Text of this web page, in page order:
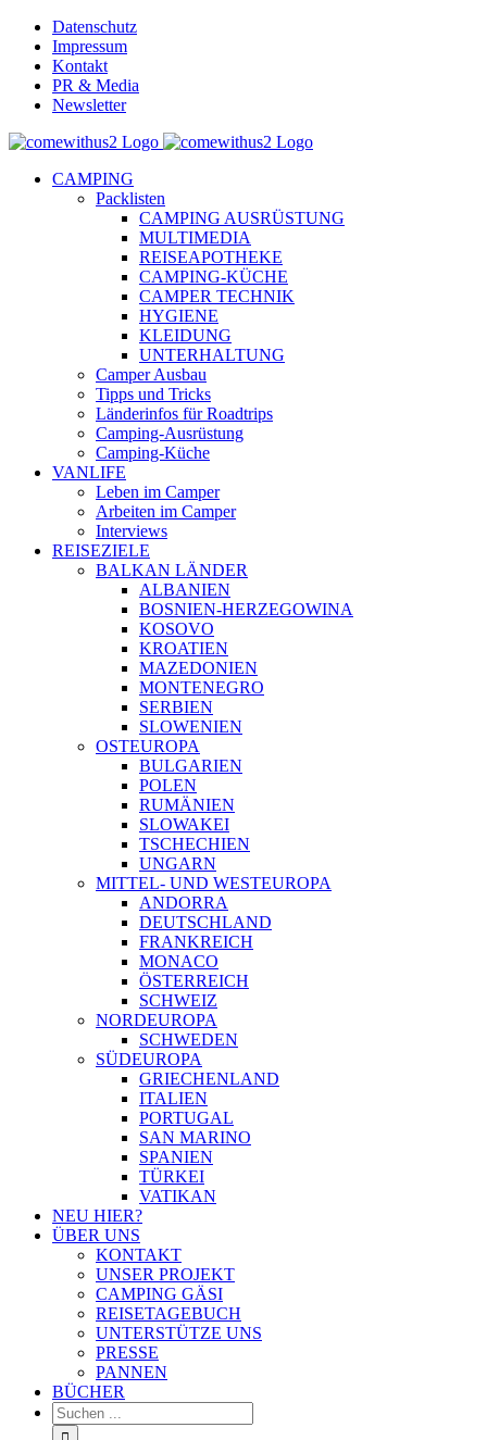
Skip
content
Datenschutz
Impressum
Kontakt
PR & Media
Newsletter
YouTube
Facebook
Twitter
Instagram
Pinterest
Email
CAMPING
Packlisten
CAMPING AUSRÜSTUNG
MULTIMEDIA
REISEAPOTHEKE
CAMPING-KÜCHE
CAMPER TECHNIK
HYGIENE
KLEIDUNG
UNTERHALTUNG
Camper Ausbau
Tipps und Tricks
Länderinfos für Roadtrips
Camping-Ausrüstung
Camping-Küche
VANLIFE
Leben im Camper
Arbeiten im Camper
Interviews
REISEZIELE
BALKAN LÄNDER
ALBANIEN
BOSNIEN-HERZEGOWINA
KOSOVO
KROATIEN
MAZEDONIEN
MONTENEGRO
SERBIEN
SLOWENIEN
OSTEUROPA
BULGARIEN
POLEN
RUMÄNIEN
SLOWAKEI
TSCHECHIEN
UNGARN
MITTEL- UND WESTEUROPA
ANDORRA
DEUTSCHLAND
FRANKREICH
MONACO
ÖSTERREICH
SCHWEIZ
NORDEUROPA
SCHWEDEN
SÜDEUROPA
GRIECHENLAND
ITALIEN
PORTUGAL
SAN MARINO
SPANIEN
TÜRKEI
VATIKAN
NEU HIER?
ÜBER UNS
KONTAKT
UNSER PROJEKT
CAMPING GÄSI
REISETAGEBUCH
UNTERSTÜTZE UNS
PRESSE
PANNEN
BÜCHER
Suche
nach: